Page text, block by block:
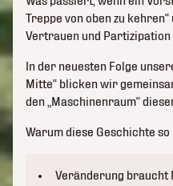
Treppe von oben zu
Vertrauen und
In der neuesten Folge
Mitte“ blicken wir
den „Maschinenraum“
Warum diese Geschichte
Veränderung braucht